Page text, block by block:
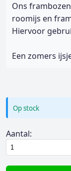
Ons
roomijs en
Hiervoor
Een zomers
Op stock
Aantal: